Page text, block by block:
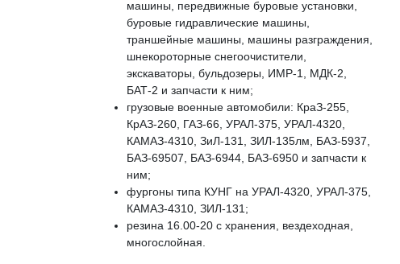
машины, передвижные буровые установки,
буровые гидравлические машины,
траншейные машины, машины разграждения,
шнекороторные снегоочистители,
экскаваторы, бульдозеры, ИМР-1, МДК-2,
БАТ-2 и запчасти к ним;
грузовые военные автомобили: КраЗ-255,
КрАЗ-260, ГАЗ-66, УРАЛ-375, УРАЛ-4320,
КАМАЗ-4310, ЗиЛ-131, ЗИЛ-135лм, БАЗ-5937,
БАЗ-69507, БАЗ-6944, БАЗ-6950 и запчасти к
ним;
фургоны типа КУНГ на УРАЛ-4320, УРАЛ-375,
КАМАЗ-4310, ЗИЛ-131;
резина 16.00-20 с хранения, вездеходная,
многослойная.